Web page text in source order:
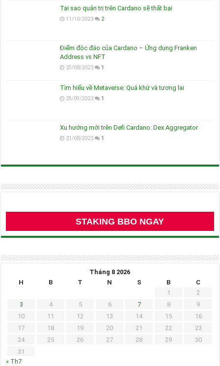
Tại sao quản trị trên Cardano sẽ thất bại
11/10/2023 2
Điểm độc đáo của Cardano – Ứng dụng Franken
Address vs NFT
25/08/2023 1
Tìm hiểu về Metaverse: Quá khứ và tương lai
25/09/2023 1
Xu hướng mới trên Defi Cardano: Dex Aggregator
21/08/2023 1
STAKING BBO NGAY
Tháng 8 2026
H
B T N S B
C
1
2
3
4 5 6 7 8
9
10
11 12 13 14 15
16
17
18 19 20 21 22
23
24
25 26 27 28 29
30
31
« Th7